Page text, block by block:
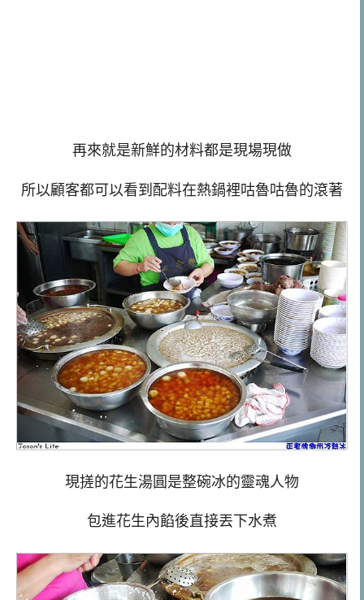
再來就是新鮮的材料都是現場現做
所以顧客都可以看到配料在熱鍋裡咕魯咕魯的滾著
現搓的花生湯圓是整碗冰的靈魂人物
包進花生內餡後直接丟下水煮